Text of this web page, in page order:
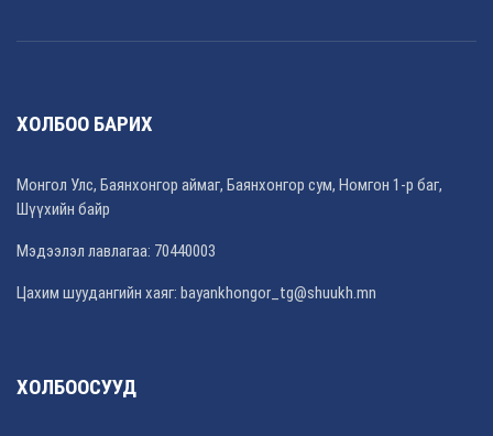
ХОЛБОО БАРИХ
Монгол Улс, Баянхонгор аймаг, Баянхонгор сум, Номгон 1-р баг,
Шүүхийн байр
Мэдээлэл лавлагаа: 70440003
Цахим шуудангийн хаяг: bayankhongor_tg@shuukh.mn
ХОЛБООСУУД